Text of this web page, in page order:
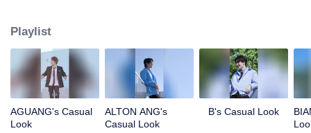
Playlist
AGUANG's Casual
Look
ALTON ANG's
Casual Look
B's Casual Look